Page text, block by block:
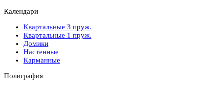
Календари
Квартальные 3 пруж.
Квартальные 1 пруж.
Домики
Настенные
Карманные
Полиграфия